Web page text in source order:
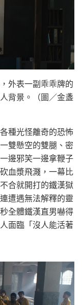
外表一副乖乖牌的
背景。（圖／金盞
種光怪離奇的恐怖
雙懸空的雙腿、密
邊邪笑一邊拿鞭子
血漿飛濺，一幕比
合就開打的鐵漢獄
遭遇無法解釋的靈
全體鐵漢直男嚇得
面臨「沒人能活著